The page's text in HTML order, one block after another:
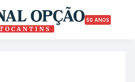
50 ANOS